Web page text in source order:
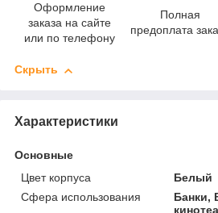
Оформление
заказа на сайте
или по телефону
Полная
предоплата
Скрыть
Характеристики
Основные
Цвет корпуса
Белый
Сфера использования
Банки,